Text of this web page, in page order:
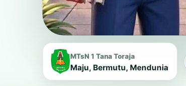
MTsN 1 Tana Toraja
Maju, Bermutu, Mendunia